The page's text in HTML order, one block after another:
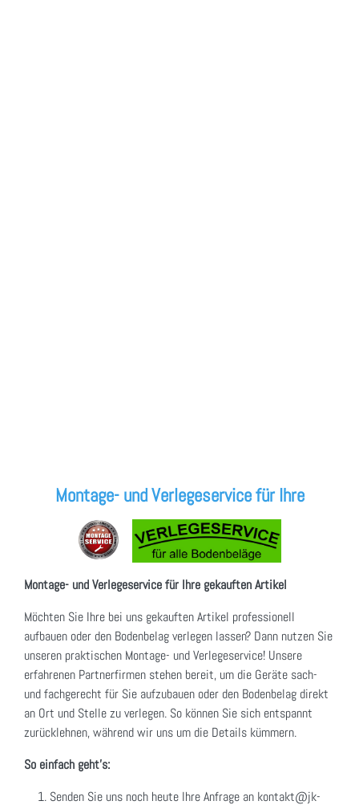
Montage- und Verlegeservice für Ihre
Montage- und Verlegeservice für Ihre gekauften Artikel
Möchten Sie Ihre bei uns gekauften Artikel professionell
aufbauen oder den Bodenbelag verlegen lassen? Dann nutzen Sie
unseren praktischen Montage- und Verlegeservice! Unsere
erfahrenen Partnerfirmen stehen bereit, um die Geräte sach-
und fachgerecht für Sie aufzubauen oder den Bodenbelag direkt
an Ort und Stelle zu verlegen. So können Sie sich entspannt
zurücklehnen, während wir uns um die Details kümmern.
So einfach geht's:
Senden Sie uns noch heute Ihre Anfrage an kontakt@jk-